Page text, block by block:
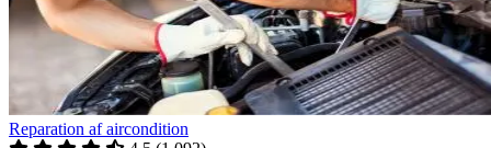
Reparation af aircondition